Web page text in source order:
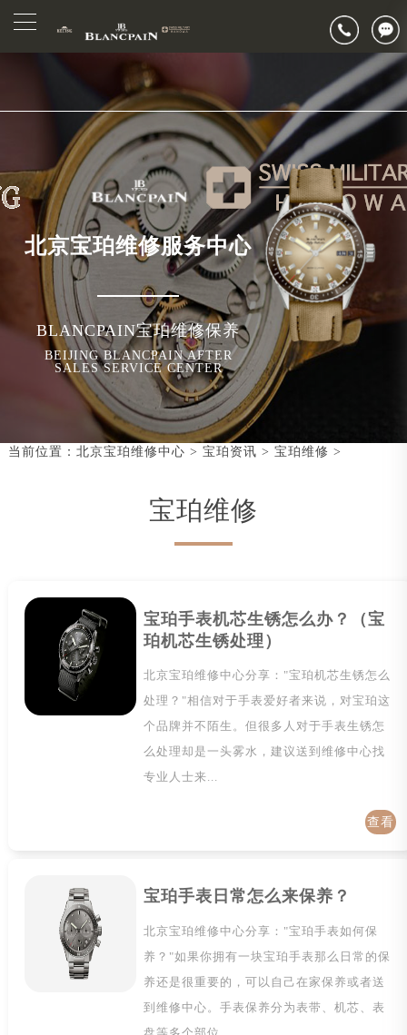
官网公告>
▲
▼
2026年7月宝珀售后服务中心最新网点地址：
北京市朝阳区建国门外大街甲6号华熙国际中心写字楼D座11层1102室（需提前预约）
北京市东城区东长安街1号王府井东方广场W3座6层602室宝珀售后服务中心（需提前预约）
节假日正常营业！
北京宝珀维修服务中心
BLANCPAIN宝珀维修保养
BEIJING BLANCPAIN AFTER
SALES SERVICE CENTER
当前位置： 北京宝珀维修中心 > 宝珀资讯 > 宝珀维修 >
宝珀维修
宝珀手表机芯生锈怎么办？（宝
珀机芯生锈处理）
北京宝珀维修中心分享："宝珀机芯生锈怎么
处理？"相信对于手表爱好者来说，对宝珀这
个品牌并不陌生。但很多人对于手表生锈怎
么处理却是一头雾水，建议送到维修中心找
专业人士来...
查看
宝珀手表日常怎么来保养？
北京宝珀维修中心分享："宝珀手表如何保
养？"如果你拥有一块宝珀手表那么日常的保
养还是很重要的，可以自己在家保养或者送
到维修中心。手表保养分为表带、机芯、表